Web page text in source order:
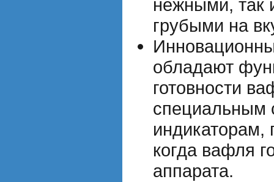
нежными, так
грубыми на
обладают
готовности
специальным
индикаторам,
когда вафля
аппарата.